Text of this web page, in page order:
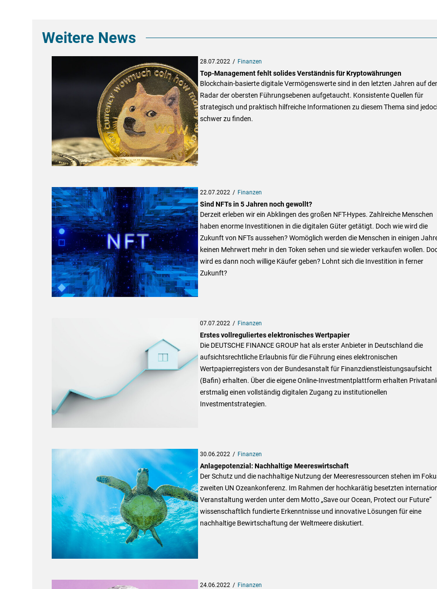
Weitere News
28.07.2022 Finanzen
Top-Management fehlt solides Verständnis für Kryptowährungen
Blockchain-basierte digitale Vermögenswerte sind in den letzten Jahren auf
Radar der obersten Führungsebenen aufgetaucht. Konsistente Quellen für
strategisch und praktisch hilfreiche Informationen zu diesem Thema sind
schwer zu finden.
22.07.2022 Finanzen
Sind NFTs in 5 Jahren noch gewollt?
Derzeit erleben wir ein Abklingen des großen NFT-Hypes. Zahlreiche Menschen
haben enorme Investitionen in die digitalen Güter getätigt. Doch wie wird die
Zukunft von NFTs aussehen? Womöglich werden die Menschen in einigen
keinen Mehrwert mehr in den Token sehen und sie wieder verkaufen wollen.
wird es dann noch willige Käufer geben? Lohnt sich die Investition in ferner
Zukunft?
07.07.2022 Finanzen
Erstes vollreguliertes elektronisches Wertpapier
Die DEUTSCHE FINANCE GROUP hat als erster Anbieter in Deutschland die
aufsichtsrechtliche Erlaubnis für die Führung eines elektronischen
Wertpapierregisters von der Bundesanstalt für Finanzdienstleistungsaufsicht
(Bafin) erhalten. Über die eigene Online-Investmentplattform erhalten
erstmalig einen vollständig digitalen Zugang zu institutionellen
Investmentstrategien.
30.06.2022 Finanzen
Anlagepotenzial: Nachhaltige Meereswirtschaft
Der Schutz und die nachhaltige Nutzung der Meeresressourcen stehen im
zweiten UN Ozeankonferenz. Im Rahmen der hochkarätig besetzten
Veranstaltung werden unter dem Motto „Save our Ocean, Protect our Future“
wissenschaftlich fundierte Erkenntnisse und innovative Lösungen für eine
nachhaltige Bewirtschaftung der Weltmeere diskutiert.
24.06.2022 Finanzen